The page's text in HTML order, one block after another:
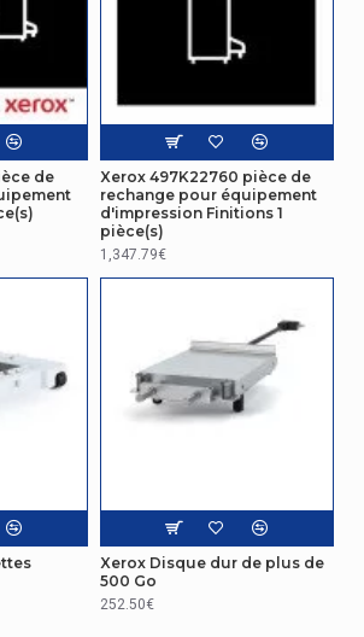
de
Xerox 497K22760 pièce de
rechange pour équipement
d'impression Finitions 1
pièce(s)
1,347.79€
Xerox Disque dur de plus de
500 Go
252.50€